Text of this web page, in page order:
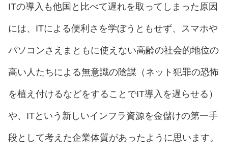
ITの導入も他国と比べて遅れを取ってしまった原因
には、ITによる便利さを学ぼうともせず、スマホや
パソコンさえまともに使えない高齢の社会的地位の
高い人たちによる無意識の陰謀（ネット犯罪の恐怖
を植え付けるなどをすることでIT導入を遅らせる）
や、ITという新しいインフラ資源を金儲けの第一手
段として考えた企業体質があったように思います。